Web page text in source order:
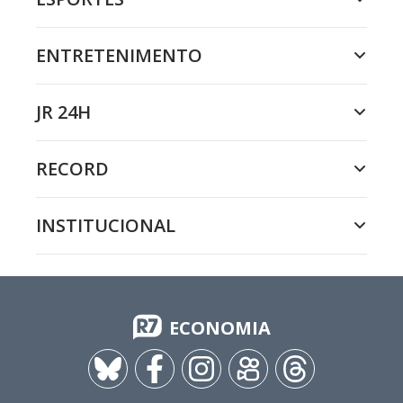
ENTRETENIMENTO
JR 24H
RECORD
INSTITUCIONAL
ECONOMIA